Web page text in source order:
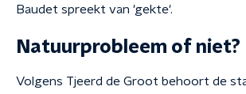
Baudet spreekt van 'gekte'.
Natuurprobleem of niet?
Volgens Tjeerd de Groot behoort de